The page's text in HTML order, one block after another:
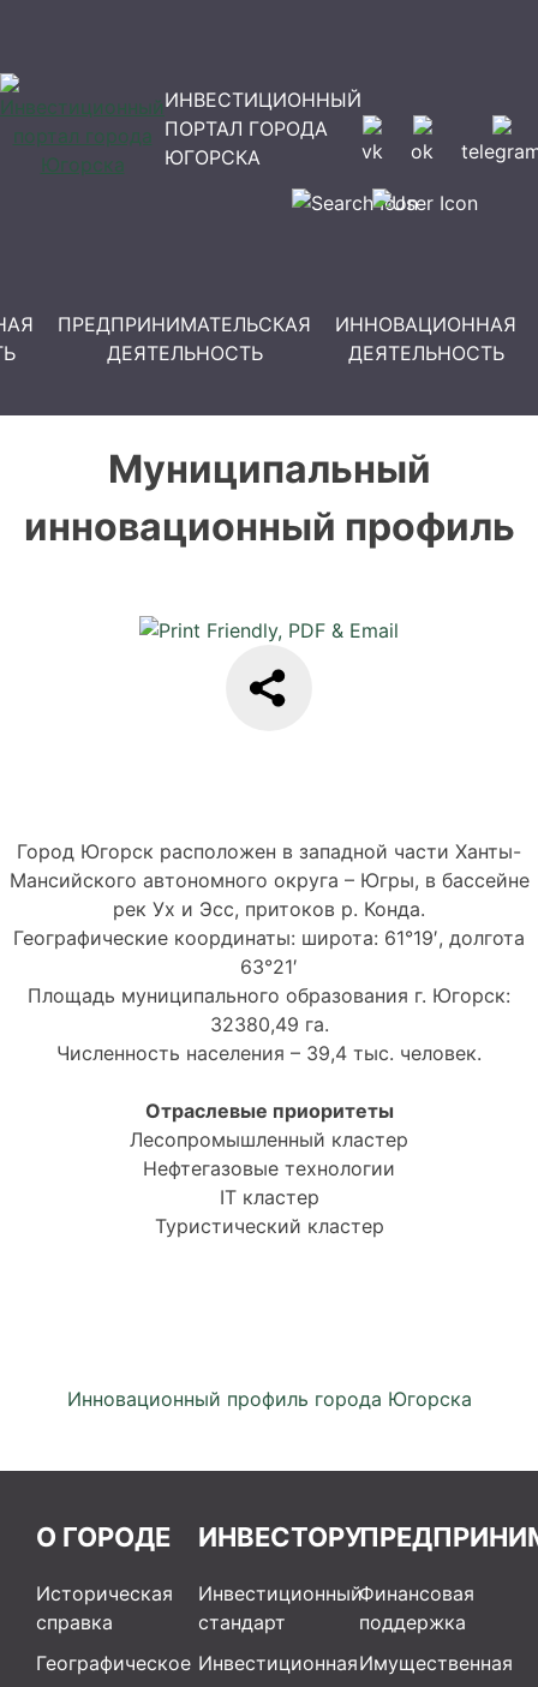
ИНВЕСТИЦИОННЫЙ
ПОРТАЛ ГОРОДА
ЮГОРСКА
vk ok
ПРЕДПРИНИМАТЕЛЬСКАЯ
ДЕЯТЕЛЬНОСТЬ
ИННОВАЦИОННАЯ
ДЕЯТЕЛЬНОСТЬ
Муниципальный
инновационный профиль
Город Югорск расположен в западной части Ханты-
Мансийского автономного округа – Югры, в бассейне
рек Ух и Эсс, притоков р. Конда.
Географические координаты: широта: 61°19′, долгота
63°21′
Площадь муниципального образования г. Югорск:
32380,49 га.
Численность населения – 39,4 тыс. человек.
Отраслевые приоритеты
Лесопромышленный кластер
Нефтегазовые технологии
IT кластер
Туристический кластер
Инновационный профиль города Югорска
О ГОРОДЕ
Историческая
справка
Географическое
ИНВЕСТОРУ
Инвестиционный
стандарт
Инвестиционная
Финансовая
поддержка
Имущественная